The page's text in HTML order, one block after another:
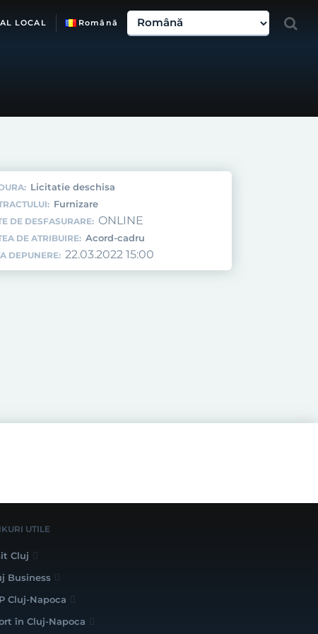
LOCAL Română
Licitatie deschisa
Furnizare
DE DESFASURARE: ONLINE
DE ATRIBUIRE: Acord-cadru
DEPUNERE: 22.03.2022 15:00
UTILE
Cluj
Business
Cluj-Napoca
în Cluj-Napoca